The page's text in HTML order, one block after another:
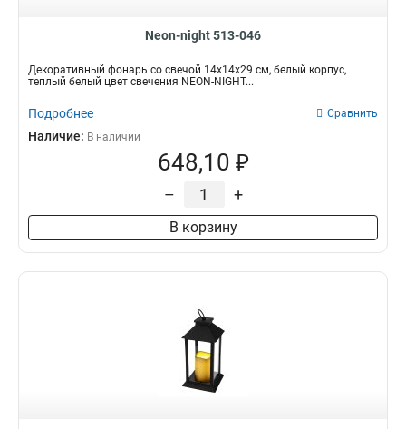
Neon-night 513-046
Декоративный фонарь со свечой 14x14x29 см, белый корпус,
теплый белый цвет свечения NEON-NIGHT...
Подробнее Сравнить
Наличие: В наличии
648,10 ₽
– +
В корзину